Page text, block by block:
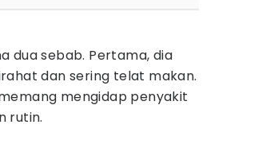
dua sebab. Pertama, dia
dan sering telat makan.
mengidap penyakit
rutin.